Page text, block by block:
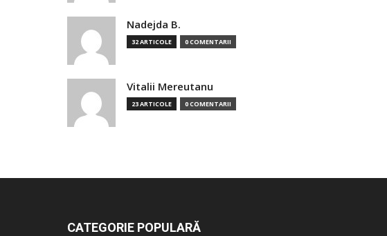
Nadejda B.
32 ARTICOLE 0 COMENTARII
Vitalii Mereutanu
23 ARTICOLE 0 COMENTARII
CATEGORIE POPULARĂ